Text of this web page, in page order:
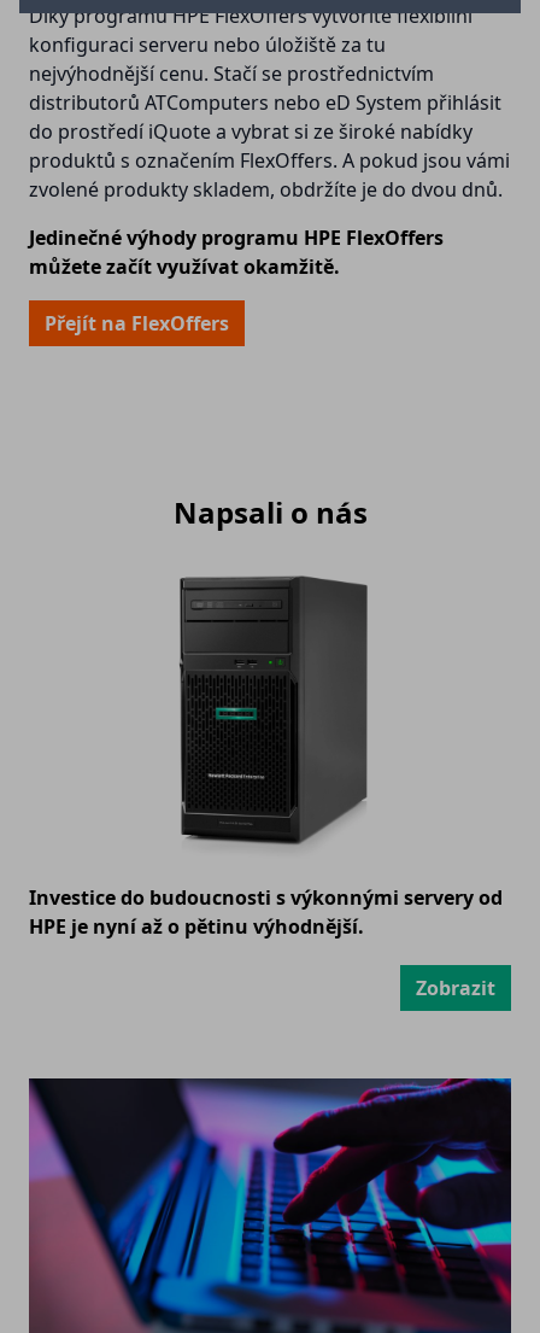
Díky programu HPE FlexOffers vytvoříte flexibilní
konfiguraci serveru nebo úložiště za tu
nejvýhodnější cenu. Stačí se prostřednictvím
distributorů ATComputers nebo eD System přihlásit
do prostředí iQuote a vybrat si ze široké nabídky
produktů s označením FlexOffers. A pokud jsou vámi
zvolené produkty skladem, obdržíte je do dvou dnů.
Jedinečné výhody programu HPE FlexOffers
můžete začít využívat okamžitě.
Přejít na FlexOffers
Napsali o nás
Investice do budoucnosti s výkonnými servery od
HPE je nyní až o pětinu výhodnější.
Zobrazit